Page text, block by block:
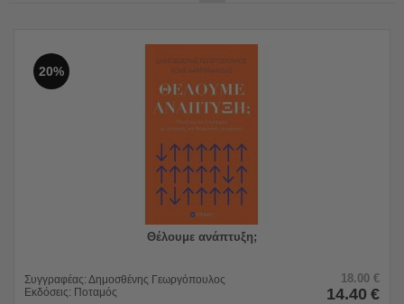
20%
Θέλουμε ανάπτυξη;
Συγγραφέας: Δημοσθένης Γεωργόπουλος
Εκδόσεις: Ποταμός
18.00 €
14.40 €